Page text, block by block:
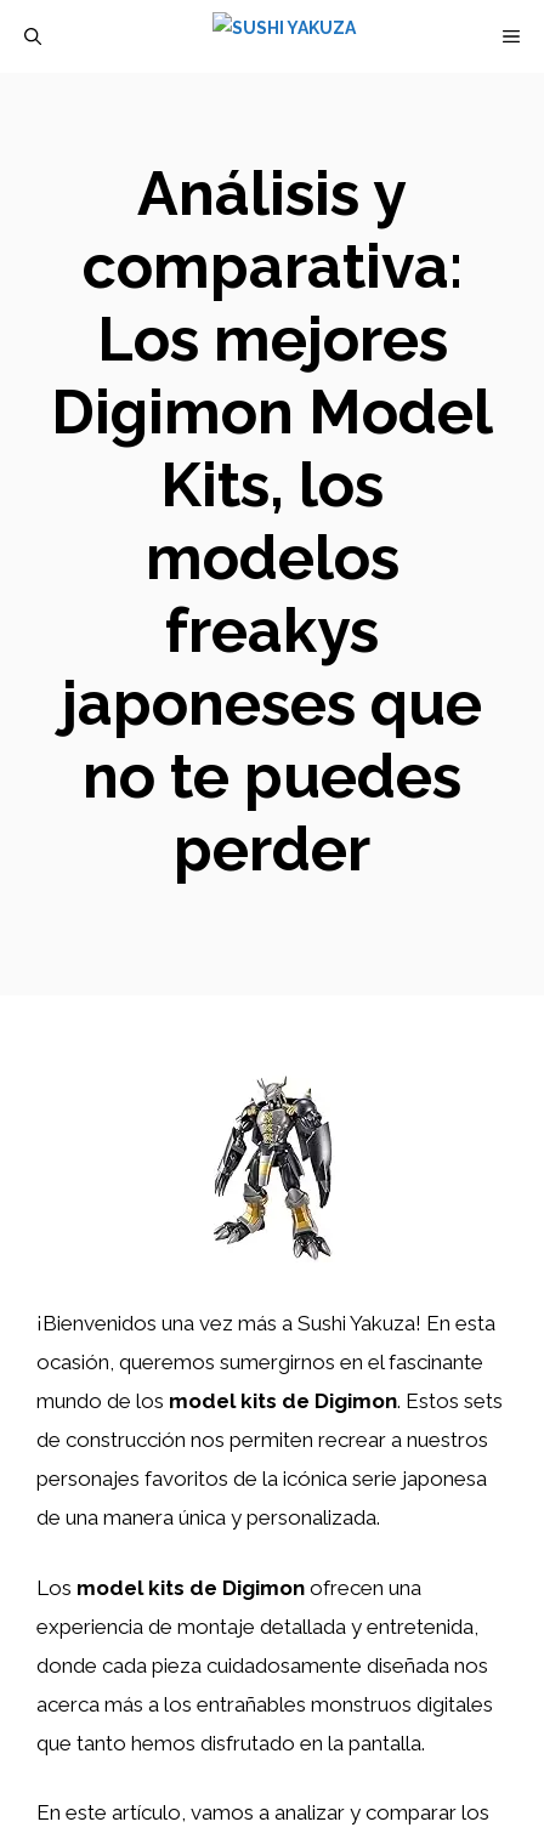
Análisis y
comparativa:
Los mejores
Digimon Model
Kits, los
modelos
freakys
japoneses que
no te puedes
perder
¡Bienvenidos una vez más a Sushi Yakuza! En esta
ocasión, queremos sumergirnos en el fascinante
mundo de los model kits de Digimon. Estos sets
de construcción nos permiten recrear a nuestros
personajes favoritos de la icónica serie japonesa
de una manera única y personalizada.
Los model kits de Digimon ofrecen una
experiencia de montaje detallada y entretenida,
donde cada pieza cuidadosamente diseñada nos
acerca más a los entrañables monstruos digitales
que tanto hemos disfrutado en la pantalla.
En este artículo, vamos a analizar y comparar los